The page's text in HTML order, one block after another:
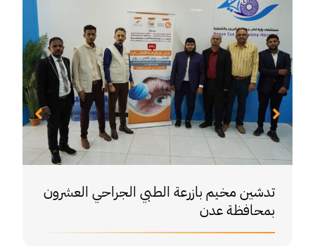
تدشين مخيم بازرعة الطبي الجراحي العشرون
بمحافظة عدن